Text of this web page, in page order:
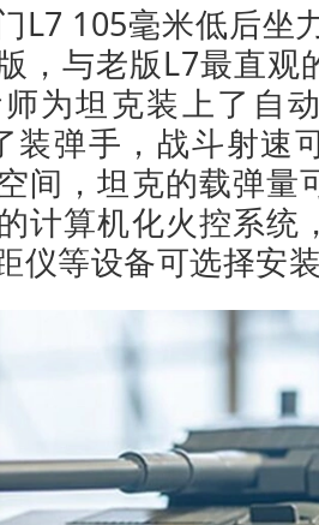
L7 105毫米低后坐
，与老版L7最直观
为坦克装上了自
装弹手，战斗射速
间，坦克的载弹量
计算机化火控系统
仪等设备可选择安